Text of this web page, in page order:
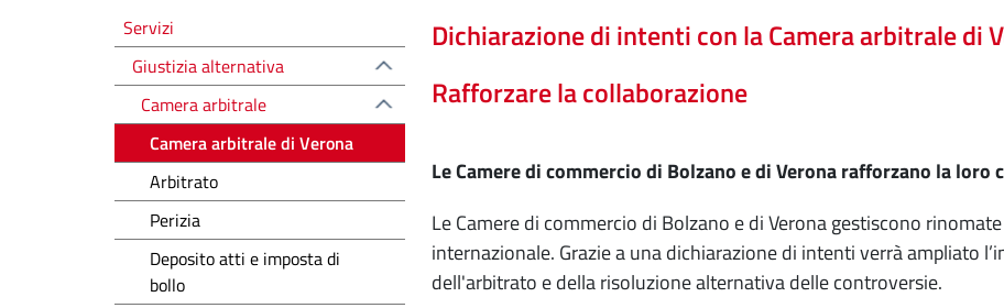
Dichiarazione di intenti con la Camera arbitrale di
Rafforzare la collaborazione
Le Camere di commercio di Bolzano e di Verona rafforzano la loro
Le Camere di commercio di Bolzano e di Verona gestiscono
internazionale. Grazie a una dichiarazione di intenti verrà ampliato
dell'arbitrato e della risoluzione alternativa delle controversie.
Altre voci
Servizi
Giustizia alternativa
Camera arbitrale
Camera arbitrale di Verona
Arbitrato
Perizia
Deposito atti e imposta di
bollo